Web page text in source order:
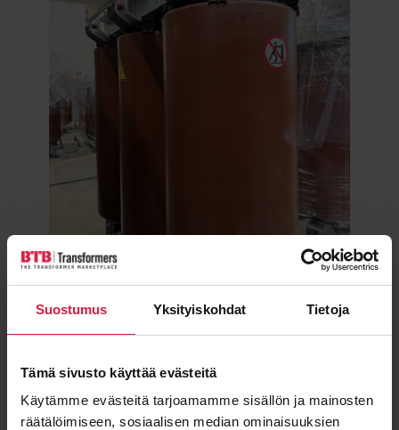
Suostumus Yksityiskohdat Tietoja
Tämä sivusto käyttää evästeitä
Käytämme evästeitä tarjoamamme sisällön ja mainosten
räätälöimiseen, sosiaalisen median ominaisuuksien
3150 kVA
Condition
Used
Type
Dry